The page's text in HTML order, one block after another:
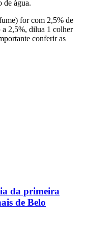
de água.
for com 2,5% de
2,5%, dilua 1 colher
conferir as
da primeira
de Belo